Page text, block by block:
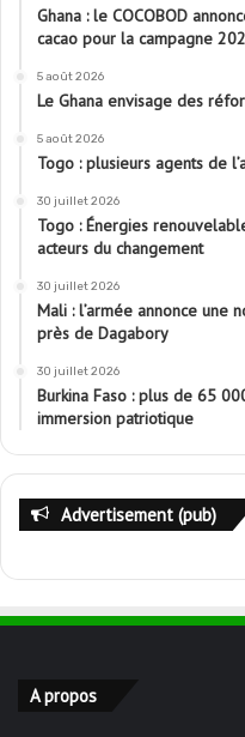
Ghana : le COCOBOD
cacao pour la campagne
5 août 2026
Le Ghana envisage des
5 août 2026
Togo : plusieurs agents de
30 juillet 2026
Togo : Énergies
acteurs du changement
30 juillet 2026
Mali : l’armée annonce une
près de Dagabory
30 juillet 2026
Burkina Faso : plus de 65
immersion patriotique
Advertisement (pub)
A propos